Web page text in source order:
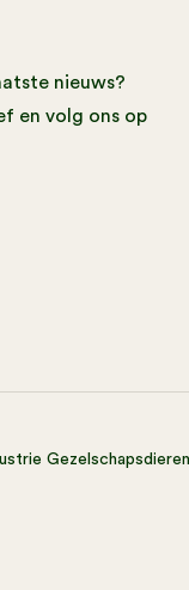
nieuws?
en volg ons op